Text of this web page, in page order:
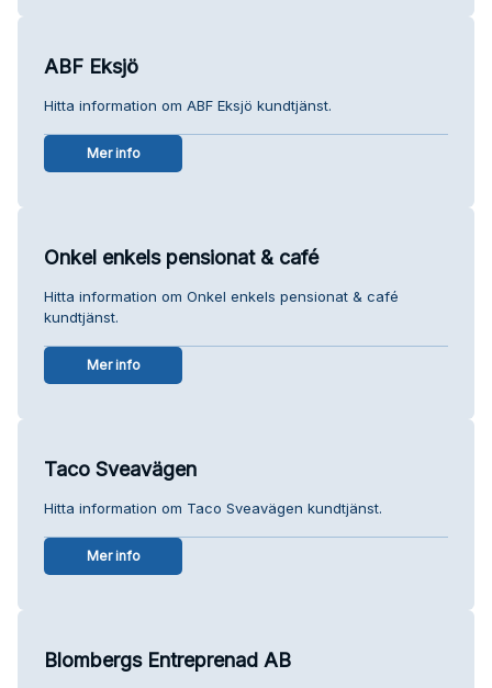
ABF Eksjö
Hitta information om ABF Eksjö kundtjänst.
Mer info
Onkel enkels pensionat & café
Hitta information om Onkel enkels pensionat & café
kundtjänst.
Mer info
Taco Sveavägen
Hitta information om Taco Sveavägen kundtjänst.
Mer info
Blombergs Entreprenad AB